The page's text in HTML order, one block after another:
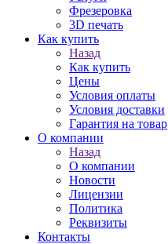
Фрезеровка
3D печать
Как купить
Назад
Как купить
Цены
Условия оплаты
Условия доставки
Гарантия на товар
О компании
Назад
О компании
Новости
Лицензии
Политика
Реквизиты
Контакты